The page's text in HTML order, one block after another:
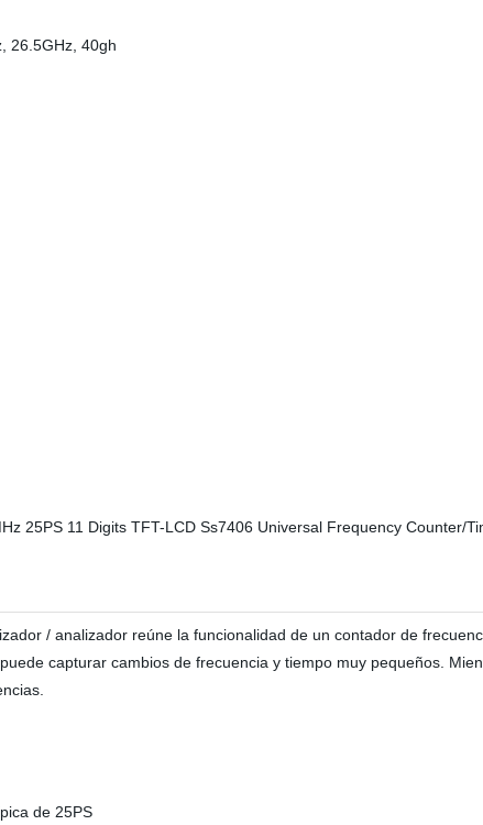
26.5GHz, 40gh
/ analizador reúne la funcionalidad de un contador de
capturar cambios de frecuencia y tiempo muy pequeños.
de 25PS